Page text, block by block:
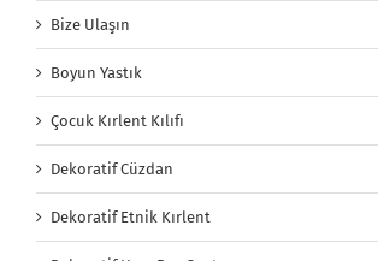
Bize Ulaşın
Boyun Yastık
Çocuk Kırlent Kılıfı
Dekoratif Cüzdan
Dekoratif Etnik Kırlent